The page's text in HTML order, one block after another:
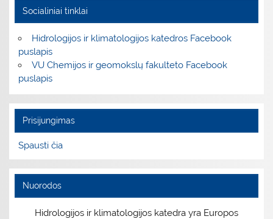
Socialiniai tinklai
Hidrologijos ir klimatologijos katedros Facebook
puslapis
VU Chemijos ir geomokslų fakulteto Facebook
puslapis
Prisijungimas
Spausti čia
Nuorodos
Hidrologijos ir klimatologijos katedra yra Europos